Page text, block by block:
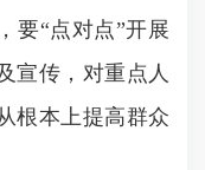
要“点对点”开展
宣传，对重点人
根本上提高群众